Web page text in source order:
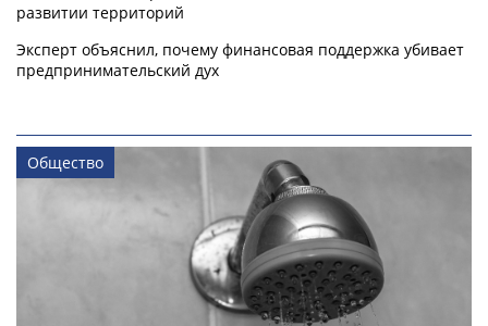
развитии территорий
Эксперт объяснил, почему финансовая поддержка убивает
предпринимательский дух
Общество